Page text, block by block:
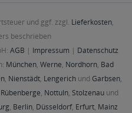
und ggf. zzgl. Lieferkosten,
beschrieben
AGB | Impressum | Datenschutz
München, Werne, Nordhorn, Bad
, Nienstädt, Lengerichund Garbsen,
, Nottuln, Stolzenau und
, Berlin, Düsseldorf, Erfurt, Mainz